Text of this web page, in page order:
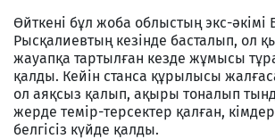
Өйткені бұл жоба облыстың экс-әкімі
Рысқалиевтың кезінде басталып, ол
жауапқа тартылған кезде жұмысы
қалды. Кейін станса құрылысы
ол аяқсыз қалып, ақыры тоналып
жерде темір-терсектер қалған,
белгісіз күйде қалды.